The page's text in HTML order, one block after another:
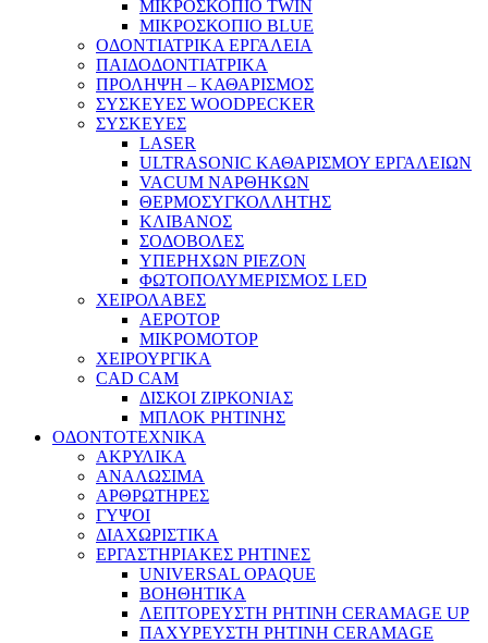
ΜΙΚΡΟΣΚΟΠΙΟ TWIN
ΜΙΚΡΟΣΚΟΠΙΟ BLUE
ΟΔΟΝΤΙΑΤΡΙΚΑ ΕΡΓΑΛΕΙΑ
ΠΑΙΔΟΔΟΝΤΙΑΤΡΙΚΑ
ΠΡΟΛΗΨΗ – ΚΑΘΑΡΙΣΜΟΣ
ΣΥΣΚΕΥΕΣ WOODPECKER
ΣΥΣΚΕΥΕΣ
LASER
ULTRASONIC ΚΑΘΑΡΙΣΜΟΥ ΕΡΓΑΛΕΙΩΝ
VACUM ΝΑΡΘΗΚΩΝ
ΘΕΡΜΟΣΥΓΚΟΛΛΗΤΗΣ
ΚΛΙΒΑΝΟΣ
ΣΟΔΟΒΟΛΕΣ
ΥΠΕΡΗΧΩΝ PIEZON
ΦΩΤΟΠΟΛΥΜΕΡΙΣΜΟΣ LED
ΧΕΙΡΟΛΑΒΕΣ
ΑΕΡΟΤΟΡ
ΜΙΚΡΟΜΟΤΟΡ
ΧΕΙΡΟΥΡΓΙΚΑ
CAD CAM
ΔΙΣΚΟΙ ΖΙΡΚΟΝΙΑΣ
ΜΠΛΟΚ ΡΗΤΙΝΗΣ
ΟΔΟΝΤΟΤΕΧΝΙΚΑ
ΑΚΡΥΛΙΚΑ
ΑΝΑΛΩΣΙΜΑ
ΑΡΘΡΩΤΗΡΕΣ
ΓΥΨΟΙ
ΔΙΑΧΩΡΙΣΤΙΚΑ
ΕΡΓΑΣΤΗΡΙΑΚΕΣ ΡΗΤΙΝΕΣ
UNIVERSAL OPAQUE
ΒΟΗΘΗΤΙΚΑ
ΛΕΠΤΟΡΕΥΣΤΗ ΡΗΤΙΝΗ CERAMAGE UP
ΠΑΧΥΡΕΥΣΤΗ ΡΗΤΙΝΗ CERAMAGE